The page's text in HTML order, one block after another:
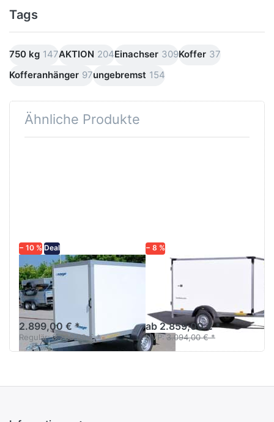
Tags
750 kg 147AKTION 204Einachser 309Koffer 37
Kofferanhänger 97ungebremst 154
Ähnliche Produkte
− 10 % Deal
WM MEYER
AZ 7525/126
Koffer Anhänger 250 cm
ungebremst Sandwich weiß
2.899,00 € *
Regulär:3.209,00 € *
− 8 %
HUMBAUR
HK 752513-15P
Kofferanhänger
ungebremst einachsig
ab 2.859,00 € *
UVP:3.094,00 € *